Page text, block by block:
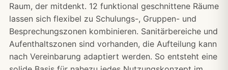
Raum, der mitdenkt. 12 funktional geschnittene Räume
lassen sich flexibel zu Schulungs-, Gruppen- und
Besprechungszonen kombinieren. Sanitärbereiche und
Aufenthaltszonen sind vorhanden, die Aufteilung kann
nach Vereinbarung adaptiert werden. So entsteht eine